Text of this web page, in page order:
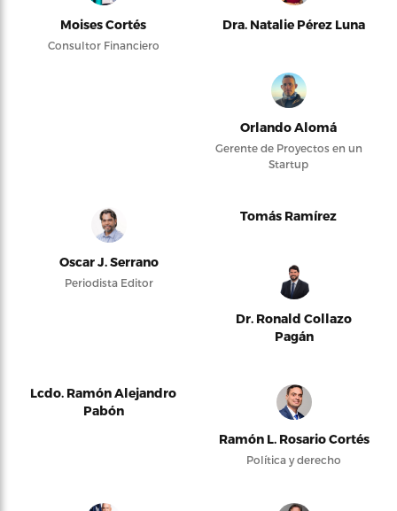
Moises Cortés
Consultor Financiero
Dra. Natalie Pérez Luna
Orlando Alomá
Gerente de Proyectos en un
Startup
Oscar J. Serrano
Periodista Editor
Tomás Ramírez
Dr. Ronald Collazo
Pagán
Lcdo. Ramón Alejandro
Pabón
Ramón L. Rosario Cortés
Política y derecho